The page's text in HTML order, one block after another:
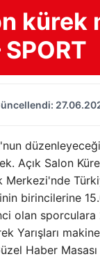
kürek
Açık Salon
Merkezi'nde
birincilerine
olan
Yarışları
Haber Masası